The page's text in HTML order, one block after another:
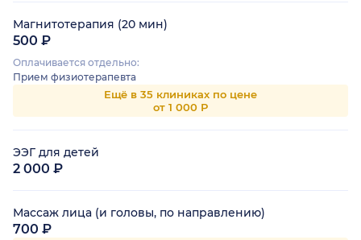
Магнитотерапия (20 мин)
500 ₽
Оплачивается отдельно:
Прием физиотерапевта
Ещё в 35 клиниках по цене
от 1 000 Р
ЭЭГ для детей
2 000 ₽
Массаж лица (и головы, по направлению)
700 ₽